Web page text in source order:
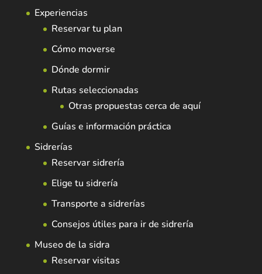
Experiencias
Reservar tu plan
Cómo moverse
Dónde dormir
Rutas seleccionadas
Otras propuestas cerca de aquí
Guías e información práctica
Sidrerías
Reservar sidrería
Elige tu sidrería
Transporte a sidrerías
Consejos útiles para ir de sidrería
Museo de la sidra
Reservar visitas